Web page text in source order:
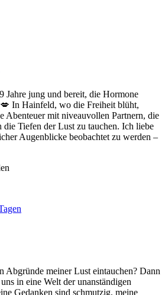
Jahre jung und bereit, die Hormone
In Hainfeld, wo die Freiheit blüht,
Abenteuer mit niveauvollen Partnern, die
Tiefen der Lust zu tauchen. Ich liebe
Augenblicke beobachtet zu werden –
Abgründe meiner Lust eintauchen? Dann
in eine Welt der unanständigen
Gedanken sind schmutzig, meine